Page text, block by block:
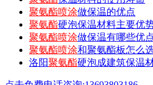
聚氨酯喷涂做保温的优点
聚氨酯硬泡保温材料主要优
聚氨酯喷涂做保温有哪些优
聚氨酯喷涂和聚氨酯板怎么
洛阳聚氨酯硬泡成建筑保温